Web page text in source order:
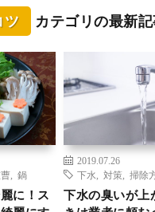
ツ カテゴリの最新
鍋
に！ス
2019.07.26
下水
対策 掃除
下水の臭いが上